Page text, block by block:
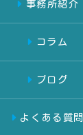
事務所紹介
コラム
ブログ
よくある質問